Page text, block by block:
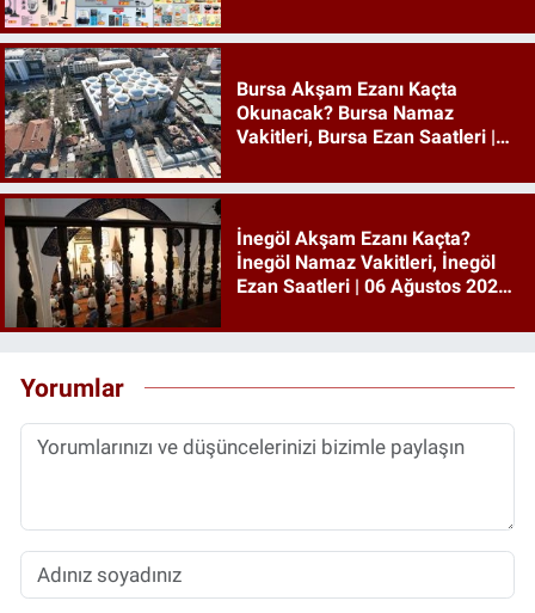
Bursa Akşam Ezanı Kaçta
Okunacak? Bursa Namaz
Vakitleri, Bursa Ezan Saatleri |
İnegöl Akşam Ezanı Kaçta?
İnegöl Namaz Vakitleri, İnegöl
Ezan Saatleri | 06 Ağustos 2026
Yorumlar